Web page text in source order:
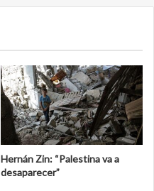
Hernán Zin: “Palestina va a
desaparecer”